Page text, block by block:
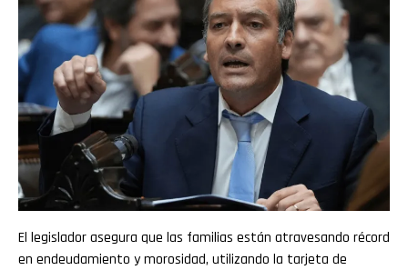
El legislador asegura que las familias están atravesando récord
en endeudamiento y morosidad, utilizando la tarjeta de